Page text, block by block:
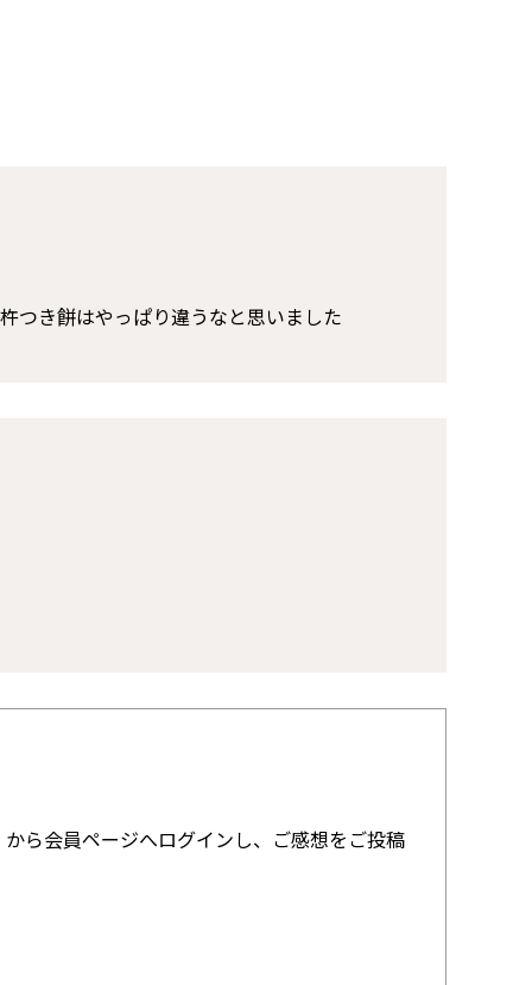
つき餅はやっぱり違うなと思いました
ら会員ページへログインし、ご感想をご投稿